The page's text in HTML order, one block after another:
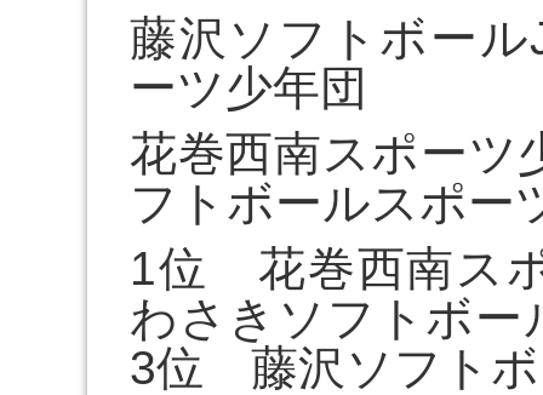
藤沢ソフトボー
ーツ少年団
花巻西南スポーツ
フトボールスポー
1位 花巻西南ス
わさきソフトボ
3位 藤沢ソフトボ